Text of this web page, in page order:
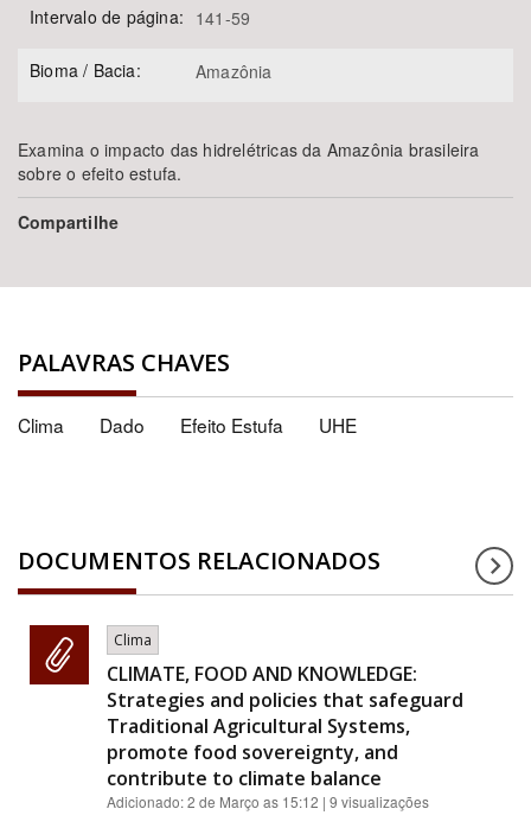
Intervalo de página: 141-59
Bioma / Bacia: Amazônia
Examina o impacto das hidrelétricas da Amazônia brasileira
sobre o efeito estufa.
Compartilhe
PALAVRAS CHAVES
Clima Dado Efeito Estufa UHE
DOCUMENTOS RELACIONADOS
Clima
CLIMATE, FOOD AND KNOWLEDGE:
Strategies and policies that safeguard
Traditional Agricultural Systems,
promote food sovereignty, and
contribute to climate balance
Adicionado:2 de Março as 15:12 | 9 visualizações